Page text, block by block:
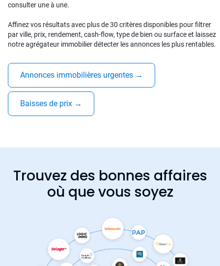
consulter une à une.
Affinez vos résultats avec plus de 30 critères disponibles pour filtrer
par ville, prix, rendement, cash-flow, type de bien ou surface et laissez
notre agrégateur immobilier détecter les annonces les plus rentables.
Annonces immobilières urgentes →
Baisses de prix →
Trouvez des bonnes affaires
où que vous soyez